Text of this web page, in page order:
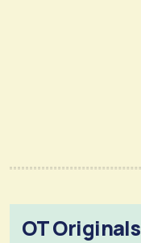
OT Originals